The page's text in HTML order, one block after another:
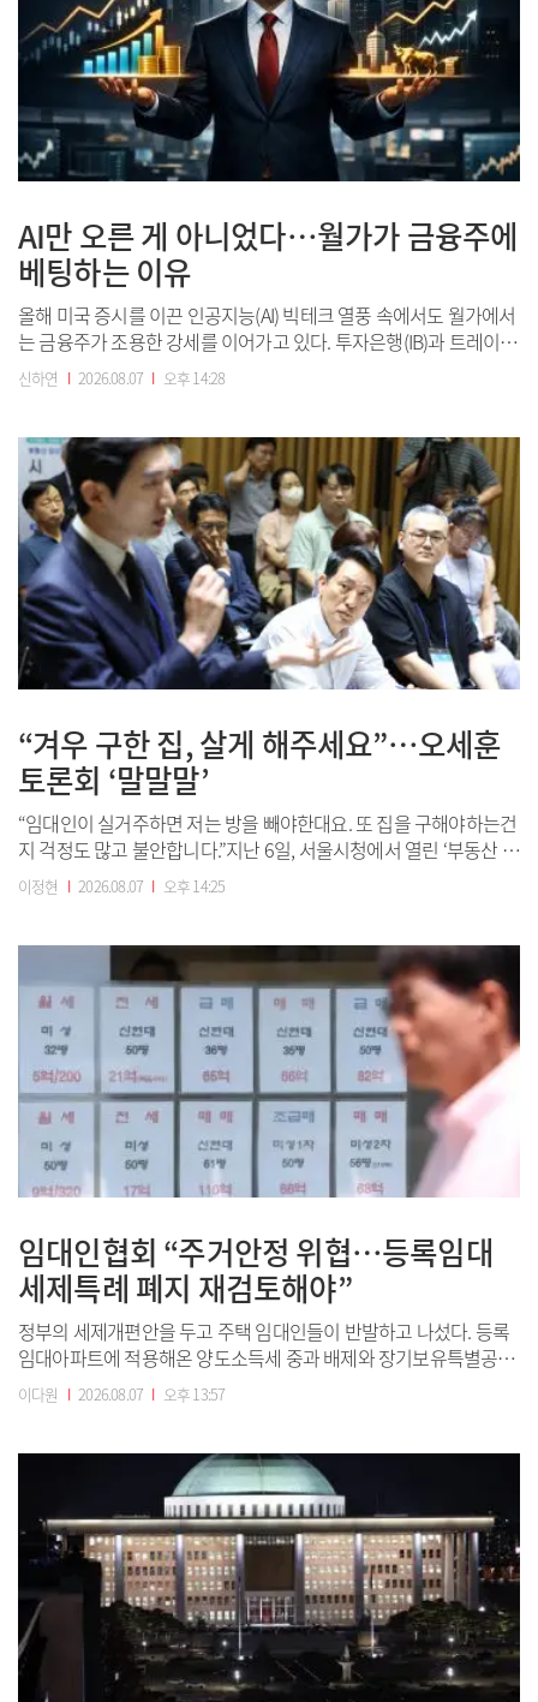
AI만 오른 게 아니었다…월가가 금융주에
베팅하는 이유
올해 미국 증시를 이끈 인공지능(AI) 빅테크 열풍 속에서도 월가에서
는 금융주가 조용한 강세를 이어가고 있다. 투자은행(IB)과 트레이딩
부문의 실적 개선, 기업공개(IPO)와 인수·합병(M&A) 시장 회복, 적
극적인 주주환원 정책이 맞물리면서 AI에 쏠렸던 투자자금이 금융주
신하연 I 2026.08.07 I 오후 14:28
“겨우 구한 집, 살게 해주세요”…오세훈
토론회 ‘말말말’
“임대인이 실거주하면 저는 방을 빼야한대요. 또 집을 구해야하는건
지 걱정도 많고 불안합니다.”지난 6일, 서울시청에서 열린 ‘부동산 정
상화를 위한 서울시민 대토론회’ 현장. 지방에서 올라와 6월부터 서
울에서 직장 생활을 하고 있다는 사회초년생 김민정 씨의 한마디가
의 8·3 세제개편안으로 막...
이정현 I 2026.08.07 I 오후 14:25
임대인협회 “주거안정 위협…등록임대
세제특례 폐지 재검토해야”
정부의 세제개편안을 두고 주택 임대인들이 반발하고 나섰다. 등록
임대아파트에 적용해온 양도소득세 중과 배제와 장기보유특별공제
혜택을 단계적으로 없애고 다주택자의 보유세 부담까지 높이면 임
대주택 공급이 위축돼 임차인의 주거 부담으로 이어질 수 있다는 주
(사진=이데일리 이영훈 기자)대한주택임대인협...
이다원 I 2026.08.07 I 오후 13:57